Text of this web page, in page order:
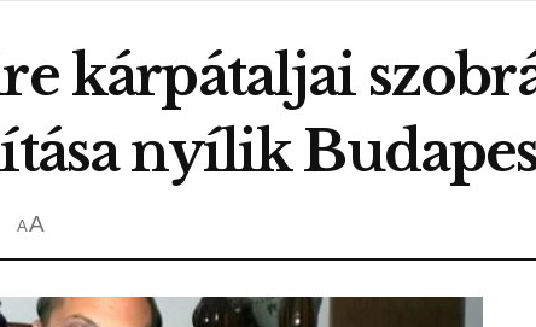
kárpátaljai
nyílik
AA